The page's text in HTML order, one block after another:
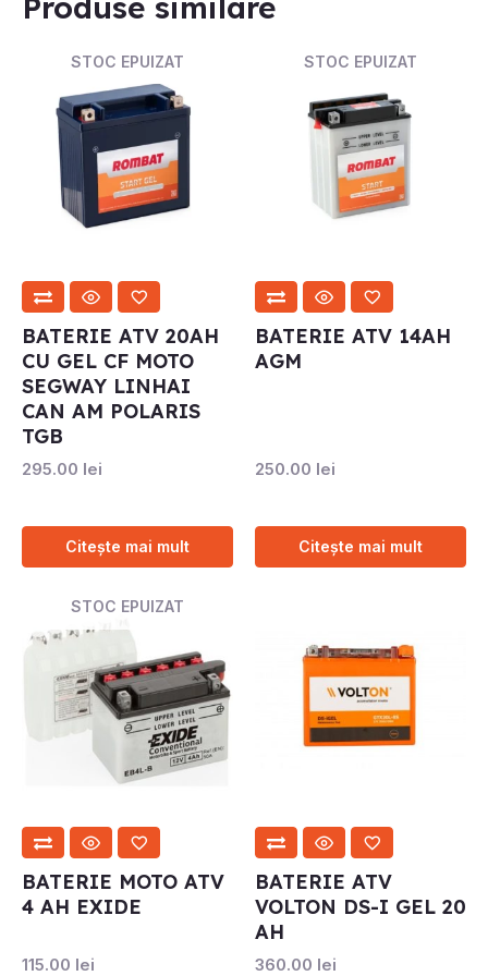
STOC EPUIZAT
BATERIE ATV 20AH
CU GEL CF MOTO
SEGWAY LINHAI
CAN AM POLARIS
TGB
295.00 lei
Citește mai mult
STOC EPUIZAT
BATERIE ATV 14AH
AGM
250.00 lei
Citește mai mult
STOC EPUIZAT
BATERIE MOTO ATV
4 AH EXIDE
115.00 lei
BATERIE ATV
VOLTON DS-I GEL 20
AH
360.00 lei